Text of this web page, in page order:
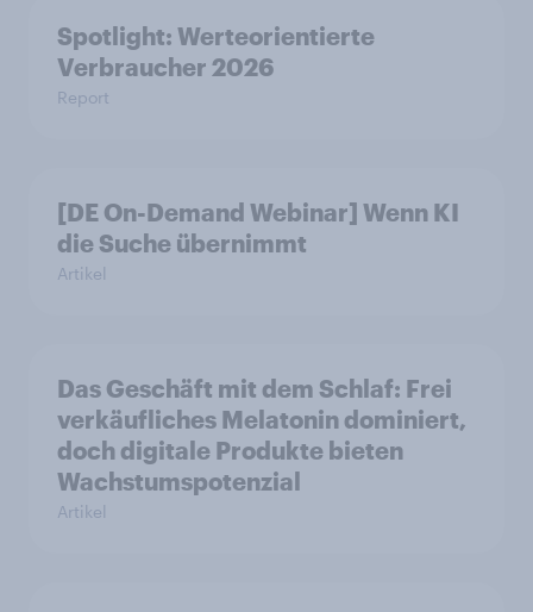
Spotlight: Werteorientierte
Verbraucher 2026
Report
[DE On-Demand Webinar] Wenn KI
die Suche übernimmt
Artikel
Das Geschäft mit dem Schlaf: Frei
verkäufliches Melatonin dominiert,
doch digitale Produkte bieten
Wachstumspotenzial
Artikel